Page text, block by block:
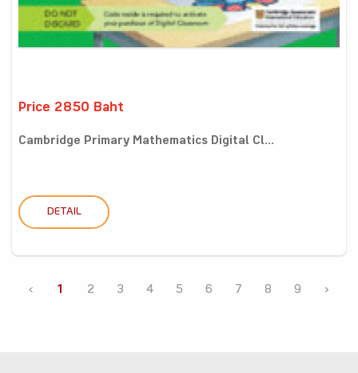
Price 2850 Baht
Cambridge Primary Mathematics Digital Cl...
DETAIL
‹ 1 2 3 4 5 6 7 8 9 ›